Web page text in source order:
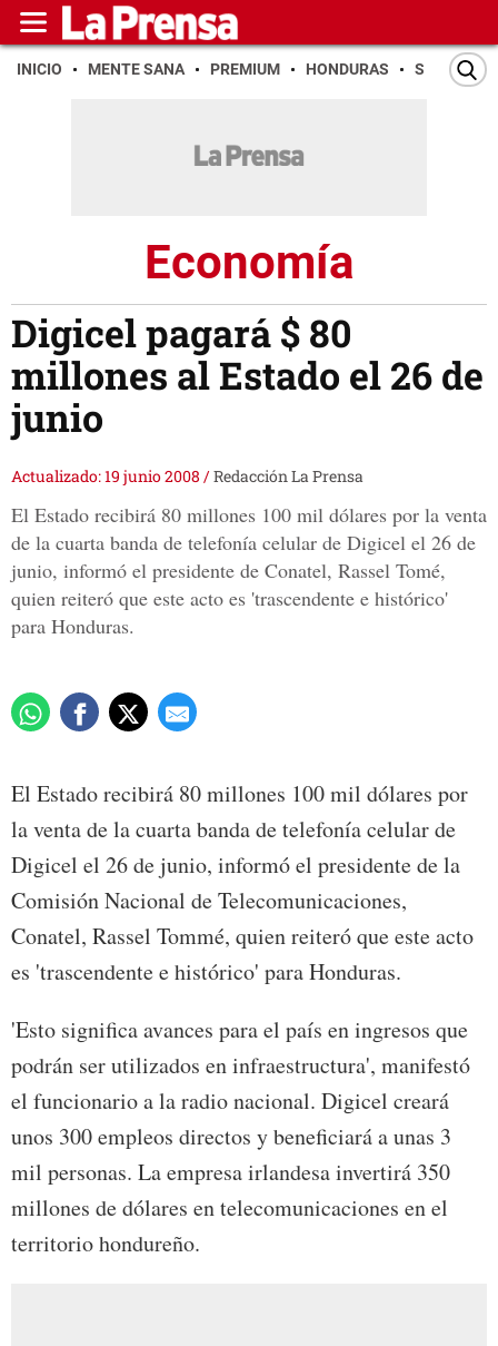
INICIO MENTE SANA PREMIUM HONDURAS SAN PEDRO
Economía
Digicel pagará $ 80
millones al Estado el 26 de
junio
Actualizado: 19 junio 2008 /Redacción La Prensa
El Estado recibirá 80 millones 100 mil dólares por la venta
de la cuarta banda de telefonía celular de Digicel el 26 de
junio, informó el presidente de Conatel, Rassel Tomé,
quien reiteró que este acto es 'trascendente e histórico'
para Honduras.
El Estado recibirá 80 millones 100 mil dólares por
la venta de la cuarta banda de telefonía celular de
Digicel el 26 de junio, informó el presidente de la
Comisión Nacional de Telecomunicaciones,
Conatel, Rassel Tommé, quien reiteró que este acto
es 'trascendente e histórico' para Honduras.
'Esto significa avances para el país en ingresos que
podrán ser utilizados en infraestructura', manifestó
el funcionario a la radio nacional. Digicel creará
unos 300 empleos directos y beneficiará a unas 3
mil personas. La empresa irlandesa invertirá 350
millones de dólares en telecomunicaciones en el
territorio hondureño.